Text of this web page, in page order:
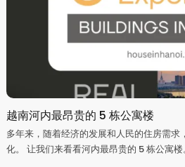
越南河内最昂贵的 5 栋公寓楼
多年来，随着经济的发展和人民的住房需
化。 让我们来看看河内最昂贵的 5 栋公寓楼。